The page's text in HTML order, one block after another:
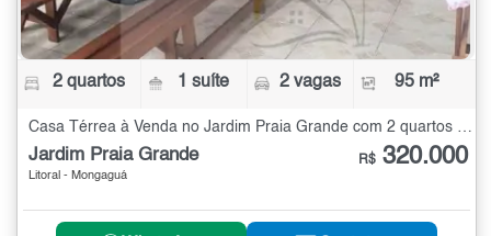
2 quartos 1 suíte 2 vagas 95 m²
Jardim Praia Grande
Litoral - Mongaguá
R$ 320.000